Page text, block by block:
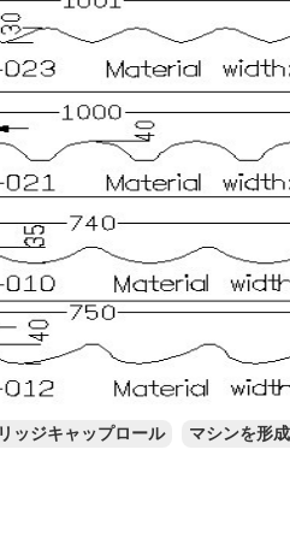
ッジキャップロール マシンを形